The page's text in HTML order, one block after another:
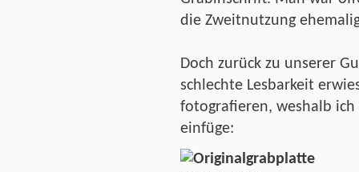
die Zweitnutzung
Doch zurück zu unserer
schlechte Lesbarkeit
fotografieren, weshalb
einfüge: